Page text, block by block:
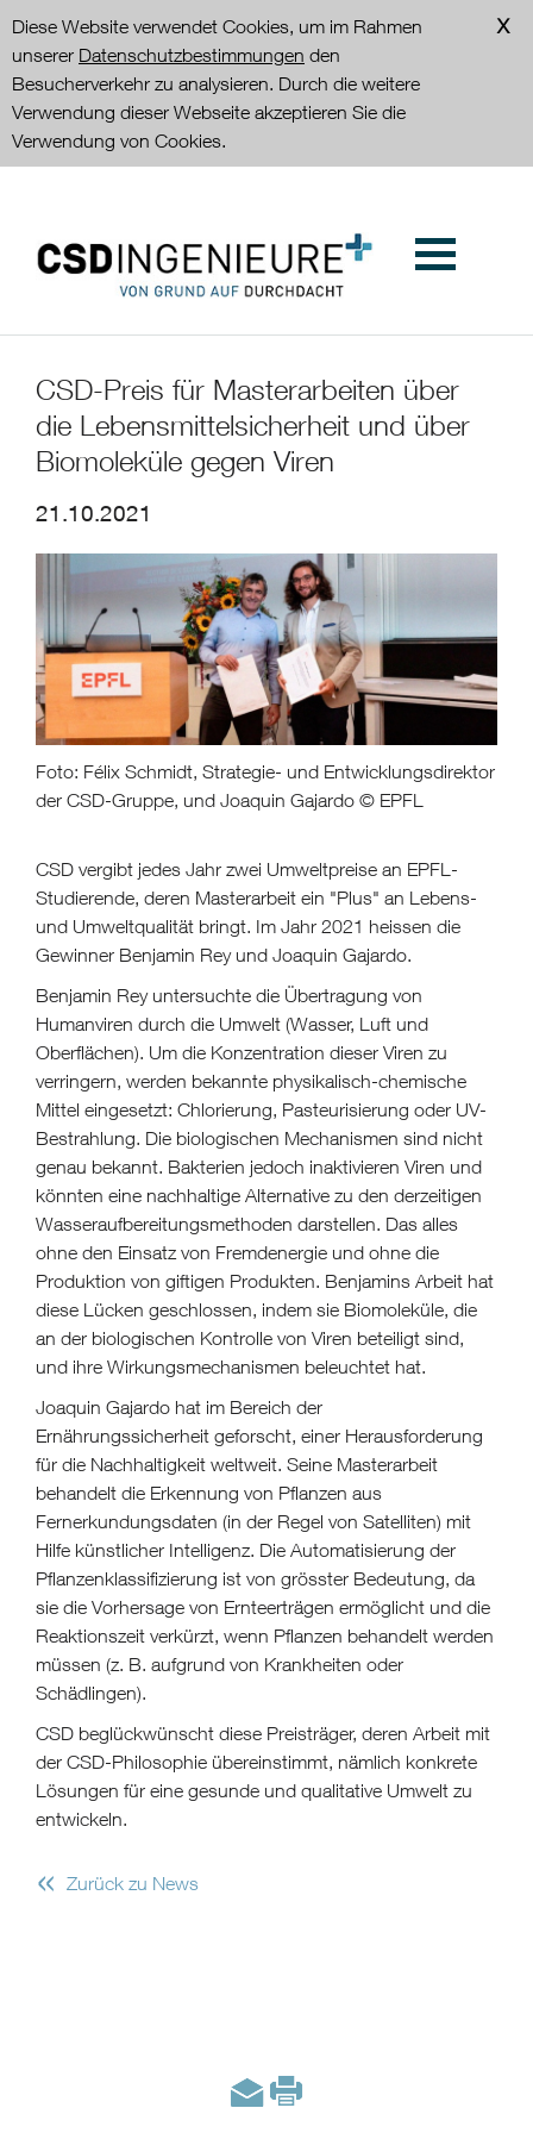
Diese Website verwendet Cookies, um im Rahmen
unserer Datenschutzbestimmungen den
Besucherverkehr zu analysieren. Durch die weitere
Verwendung dieser Webseite akzeptieren Sie die
Verwendung von Cookies.
CSD-Preis für Masterarbeiten über
die Lebensmittelsicherheit und über
Biomoleküle gegen Viren
21.10.2021
Foto: Félix Schmidt, Strategie- und Entwicklungsdirektor
der CSD-Gruppe, und Joaquin Gajardo © EPFL
CSD vergibt jedes Jahr zwei Umweltpreise an EPFL-
Studierende, deren Masterarbeit ein "Plus" an Lebens-
und Umweltqualität bringt. Im Jahr 2021 heissen die
Gewinner Benjamin Rey und Joaquin Gajardo.
Benjamin Rey untersuchte die Übertragung von
Humanviren durch die Umwelt (Wasser, Luft und
Oberflächen). Um die Konzentration dieser Viren zu
verringern, werden bekannte physikalisch-chemische
Mittel eingesetzt: Chlorierung, Pasteurisierung oder UV-
Bestrahlung. Die biologischen Mechanismen sind nicht
genau bekannt. Bakterien jedoch inaktivieren Viren und
könnten eine nachhaltige Alternative zu den derzeitigen
Wasseraufbereitungsmethoden darstellen. Das alles
ohne den Einsatz von Fremdenergie und ohne die
Produktion von giftigen Produkten. Benjamins Arbeit hat
diese Lücken geschlossen, indem sie Biomoleküle, die
an der biologischen Kontrolle von Viren beteiligt sind,
und ihre Wirkungsmechanismen beleuchtet hat.
Joaquin Gajardo hat im Bereich der
Ernährungssicherheit geforscht, einer Herausforderung
für die Nachhaltigkeit weltweit. Seine Masterarbeit
behandelt die Erkennung von Pflanzen aus
Fernerkundungsdaten (in der Regel von Satelliten) mit
Hilfe künstlicher Intelligenz. Die Automatisierung der
Pflanzenklassifizierung ist von grösster Bedeutung, da
sie die Vorhersage von Ernteerträgen ermöglicht und die
Reaktionszeit verkürzt, wenn Pflanzen behandelt werden
müssen (z. B. aufgrund von Krankheiten oder
Schädlingen).
CSD beglückwünscht diese Preisträger, deren Arbeit mit
der CSD-Philosophie übereinstimmt, nämlich konkrete
Lösungen für eine gesunde und qualitative Umwelt zu
entwickeln.
« Zurück zu News